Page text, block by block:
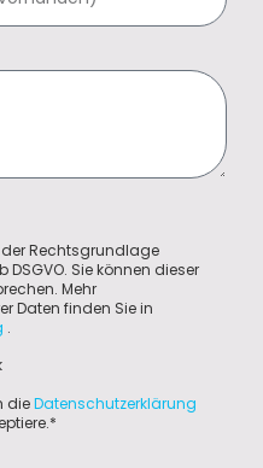
der Rechtsgrundlage
DSGVO. Sie können dieser
Mehr
Daten finden Sie in
.
dieDatenschutzerklärung